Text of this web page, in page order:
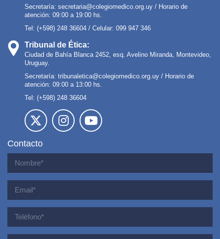
Secretaría: secretaria@colegiomedico.org.uy / Horario de
atención: 09:00 a 19:00 hs.
Tel: (+598) 248 36604 / Celular: 099 947 346
Tribunal de Ética:
Ciudad de Bahía Blanca 2452, esq. Avelino Miranda, Montevideo,
Uruguay.
Secretaría: tribunaletica@colegiomedico.org.uy / Horario de
atención: 09:00 a 13:00 hs.
Tel: (+598) 248 36604
Contacto